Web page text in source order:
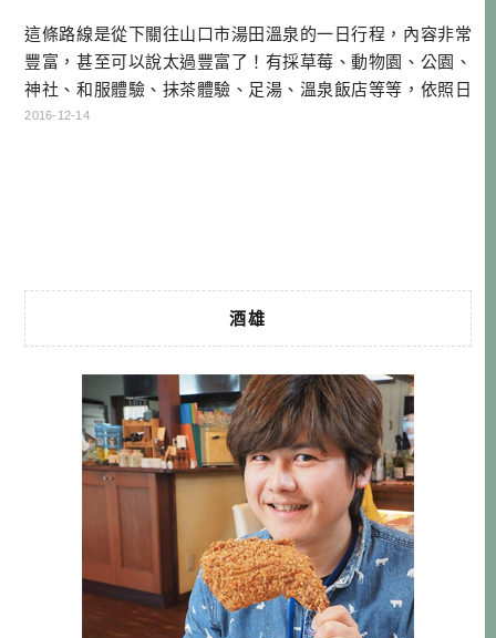
這條路線是從下關往山口市湯田溫泉的一日行程，內容非常
豐富，甚至可以說太過豐富了！有採草莓、動物園、公園、
神社、和服體驗、抹茶體驗、足湯、溫泉飯店等等，依照日
文的說法，就是一趟很「貪欲」的行程！此路線適合情侶、
2016-12-14
酒雄